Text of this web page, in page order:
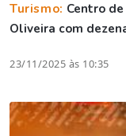
Turismo: Centro
Oliveira com
23/11/2025 às 10:35